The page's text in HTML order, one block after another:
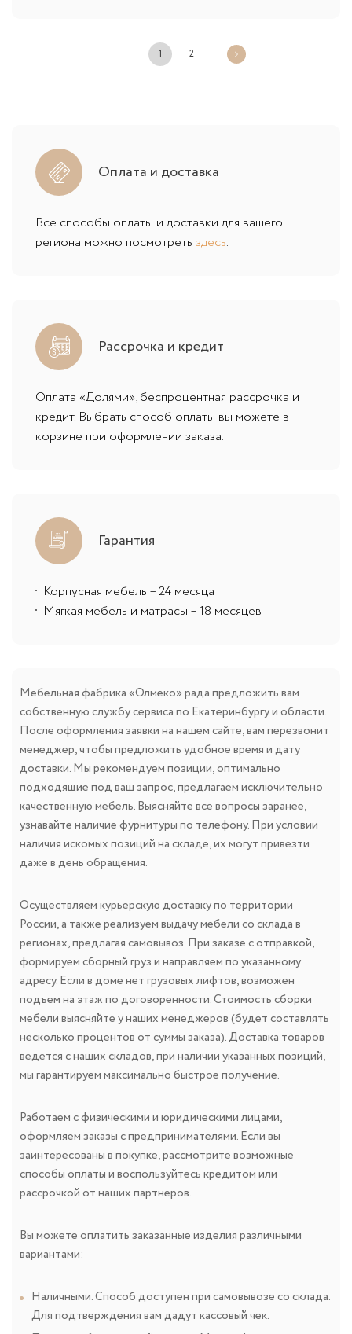
1 2
Оплата и доставка
Все способы оплаты и доставки для вашего
региона можно посмотреть здесь.
Рассрочка и кредит
Оплата «Долями», беспроцентная рассрочка и
кредит. Выбрать способ оплаты вы можете в
корзине при оформлении заказа.
Гарантия
Корпусная мебель – 24 месяца
Мягкая мебель и матрасы – 18 месяцев
Мебельная фабрика «Олмеко» рада предложить вам
собственную службу сервиса по Екатеринбургу и области.
После оформления заявки на нашем сайте, вам перезвонит
менеджер, чтобы предложить удобное время и дату
доставки. Мы рекомендуем позиции, оптимально
подходящие под ваш запрос, предлагаем исключительно
качественную мебель. Выясняйте все вопросы заранее,
узнавайте наличие фурнитуры по телефону. При условии
наличия искомых позиций на складе, их могут привезти
даже в день обращения.
Осуществляем курьерскую доставку по территории
России, а также реализуем выдачу мебели со склада в
регионах, предлагая самовывоз. При заказе с отправкой,
формируем сборный груз и направляем по указанному
адресу. Если в доме нет грузовых лифтов, возможен
подъем на этаж по договоренности. Стоимость сборки
мебели выясняйте у наших менеджеров (будет составлять
несколько процентов от суммы заказа). Доставка товаров
ведется с наших складов, при наличии указанных позиций,
мы гарантируем максимально быстрое получение.
Работаем с физическими и юридическими лицами,
оформляем заказы с предпринимателями. Если вы
заинтересованы в покупке, рассмотрите возможные
способы оплаты и воспользуйтесь кредитом или
рассрочкой от наших партнеров.
Вы можете оплатить заказанные изделия различными
вариантами:
Наличными. Способ доступен при самовывозе со склада.
Для подтверждения вам дадут кассовый чек.